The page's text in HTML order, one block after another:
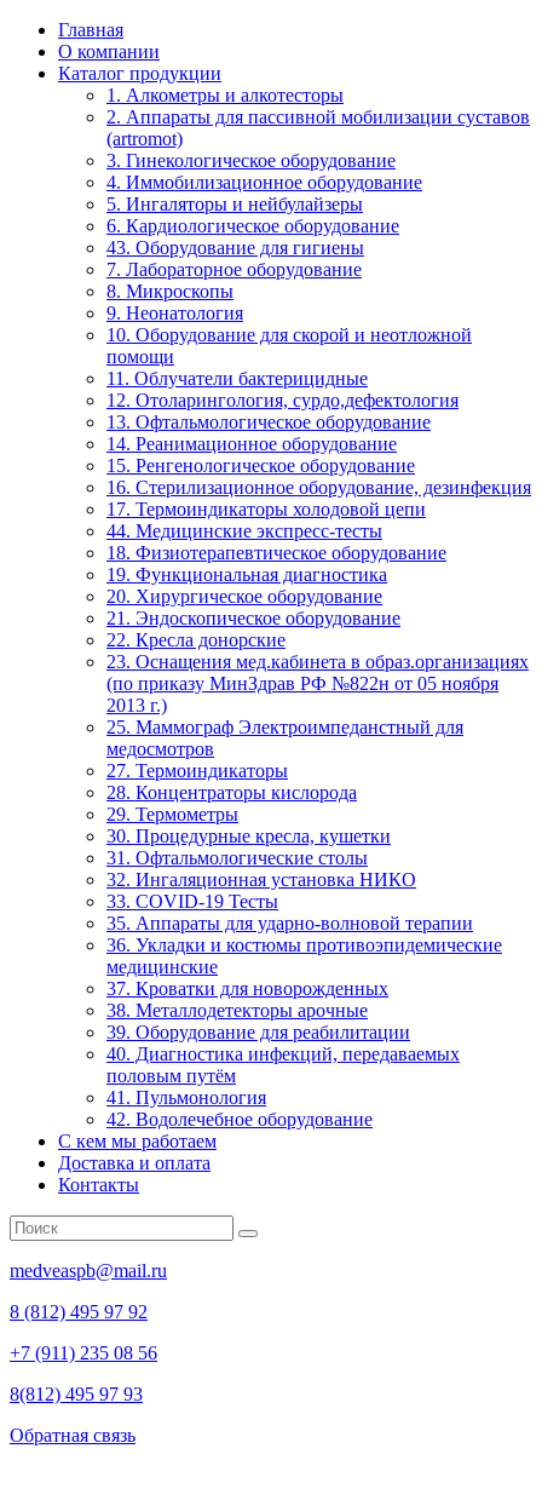
Главная
О компании
Каталог продукции
1. Алкометры и алкотесторы
2. Аппараты для пассивной мобилизации суставов
(artromot)
3. Гинекологическое оборудование
4. Иммобилизационное оборудование
5. Ингаляторы и нейбулайзеры
6. Кардиологическое оборудование
43. Оборудование для гигиены
7. Лабораторное оборудование
8. Микроскопы
9. Неонатология
10. Оборудование для скорой и неотложной
помощи
11. Облучатели бактерицидные
12. Отоларингология, сурдо,дефектология
13. Офтальмологическое оборудование
14. Реанимационное оборудование
15. Ренгенологическое оборудование
16. Стерилизационное оборудование, дезинфекция
17. Термоиндикаторы холодовой цепи
44. Медицинские экспресс-тесты
18. Физиотерапевтическое оборудование
19. Функциональная диагностика
20. Хирургическое оборудование
21. Эндоскопическое оборудование
22. Кресла донорские
23. Оснащения мед.кабинета в образ.организациях
(по приказу МинЗдрав РФ №822н от 05 ноября
2013 г.)
25. Маммограф Электроимпеданстный для
медосмотров
27. Термоиндикаторы
28. Концентраторы кислорода
29. Термометры
30. Процедурные кресла, кушетки
31. Офтальмологические столы
32. Ингаляционная установка НИКО
33. COVID-19 Тесты
35. Аппараты для ударно-волновой терапии
36. Укладки и костюмы противоэпидемические
медицинские
37. Кроватки для новорожденных
38. Металлодетекторы арочные
39. Оборудование для реабилитации
40. Диагностика инфекций, передаваемых
половым путём
41. Пульмонология
42. Водолечебное оборудование
С кем мы работаем
Доставка и оплата
Контакты
medveaspb@mail.ru
8 (812) 495 97 92
+7 (911) 235 08 56
8(812) 495 97 93
Обратная связь